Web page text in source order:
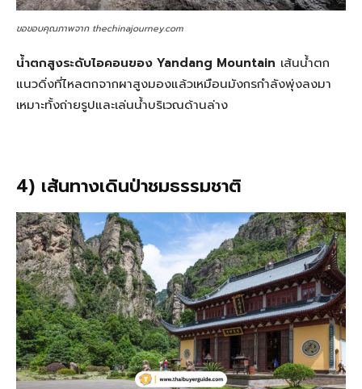
ขอขอบคุณภาพจาก thechinajourney.com
น้ำตกสูงระดับไอคอนของ Yandang Mountain เส้นน้ำตก
แนวดิ่งที่ไหลตกจากผาสูงมองแล้วเหมือนมังกรกำลังพุ่งลงมา
เหมาะทั้งถ่ายรูปและเล่นน้ำบริเวณด้านล่าง
4) เส้นทางเดินป่าชมธรรมชาติ